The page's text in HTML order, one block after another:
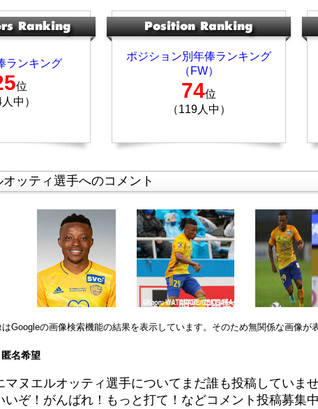
ランキング
位
中）
ポジション別年俸ランキング
（FW）
74位
（119人中）
ッティ選手へのコメント
Googleの画像検索機能の結果を表示しています。そのため無関係な画像が
匿名希望
マヌエルオッティ選手についてまだ誰も投稿していませ
いぞ！がんばれ！もっと打て！などコメント投稿募集中